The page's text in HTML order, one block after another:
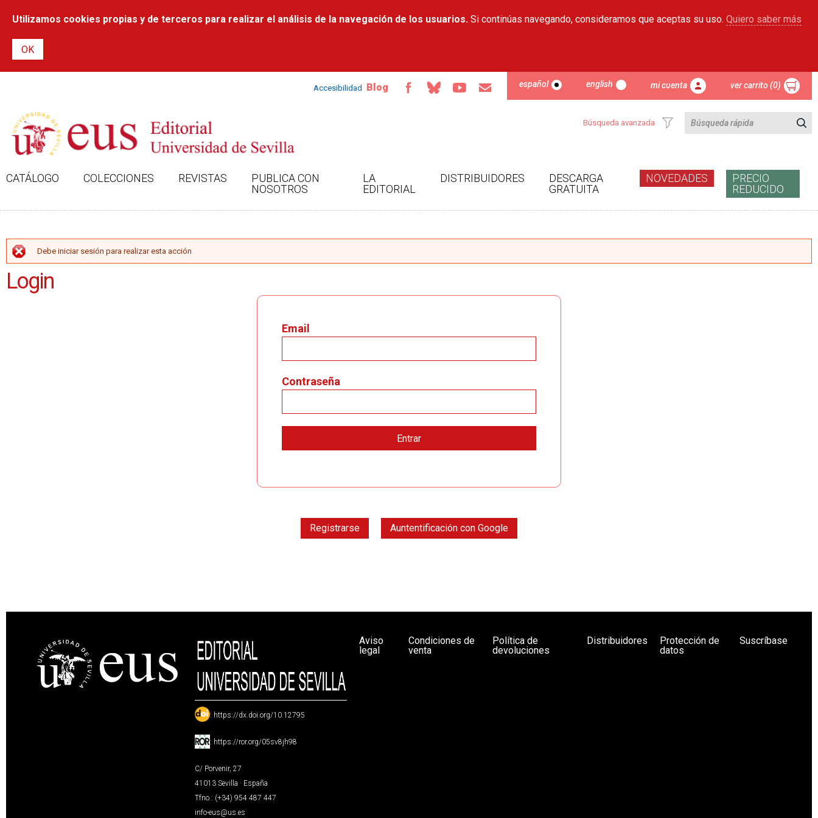
contenido
Utilizamos cookies propias y de terceros para realizar el análisis de la navegación de los usuarios. Si continúas navegando, consideramos que aceptas su uso. Quiero saber más
Accesibilidad Blog español english mi cuenta ver carrito (0)
Búsqueda avanzada
CATÁLOGO COLECCIONES REVISTAS
PUBLICA CON
NOSOTROS
LA
EDITORIAL
DISTRIBUIDORES
DESCARGA
GRATUITA
NOVEDADES
PRECIO
REDUCIDO
MENSAJE DE ERROR
Debe iniciar sesión para realizar esta acción
Login
Email
Contraseña
Registrarse Auntentificación con Google
: https://dx.doi.org/10.12795
: https://ror.org/05sv8jh98
C/ Porvenir, 27
41013 Sevilla · España
Tfno.: (+34) 954 487 447
info-eus@us.es
Aviso
legal
Condiciones de
venta
Política de
devoluciones
Distribuidores
Protección de
datos
Suscríbase